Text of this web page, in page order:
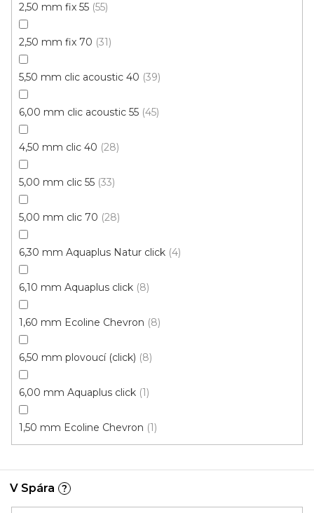
2,50 mm fix 55 55
2,50 mm fix 70 31
5,50 mm clic acoustic 40 39
6,00 mm clic acoustic 55 45
4,50 mm clic 40 28
5,00 mm clic 55 33
5,00 mm clic 70 28
6,30 mm Aquaplus Natur click 4
6,10 mm Aquaplus click 8
1,60 mm Ecoline Chevron 8
6,50 mm plovoucí (click) 8
6,00 mm Aquaplus click 1
1,50 mm Ecoline Chevron 1
V Spára ?
Click (plovoucí)
Vinylová podlaha PALLADIUM 40 Grace Oak
Skladem externě, odesíláme do 2-3 dnů
Click (plovoucí)